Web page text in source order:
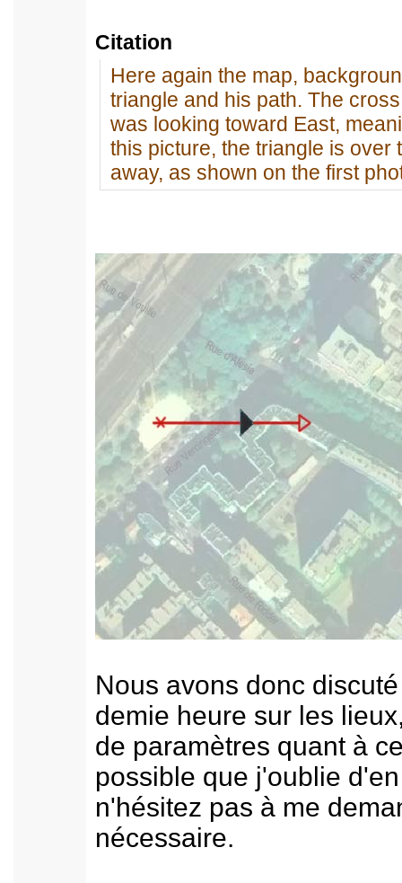
Citation
Here again the map,
triangle and his path. The
was looking toward East,
this picture, the triangle is over
away, as shown on the first
Nous avons donc
demie heure sur les
de paramètres quant à
possible que j'oublie
n'hésitez pas à me
nécessaire.